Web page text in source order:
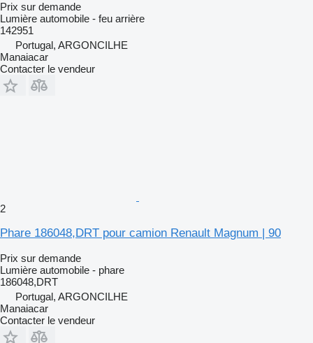
Prix sur demande
Lumière automobile - feu arrière
142951
Portugal, ARGONCILHE
Manaiacar
Contacter le vendeur
2
Phare 186048,DRT pour camion Renault Magnum | 90
Prix sur demande
Lumière automobile - phare
186048,DRT
Portugal, ARGONCILHE
Manaiacar
Contacter le vendeur